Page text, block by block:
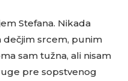
Stefana. Nikada
dečjim srcem, punim
sam tužna, ali nisam
pre sopstvenog